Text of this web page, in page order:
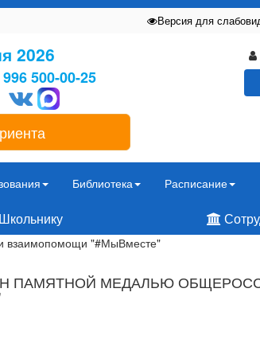
Версия для
2026
500-00-25
Библиотека Расписание
Школьнику
взаимопомощи "#МыВместе"
ПАМЯТНОЙ МЕДАЛЬЮ